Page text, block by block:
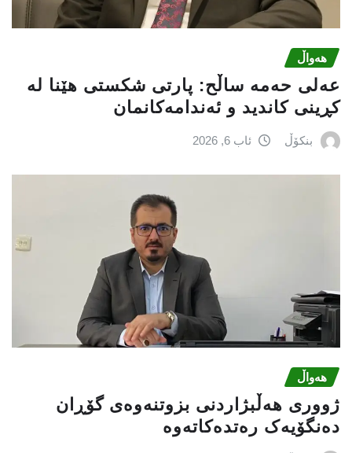
هەواڵ
عه‌لی‌ حه‌مه‌ ساڵح: پارتی‌ شكستی‌ هێنا له‌
كڕینی‌ كاندید و ئه‌ندامه‌كانمان
بنکۆڵ ئاب 6, 2026
هەواڵ
ژووری هەڵبژاردنی بزوتنەوەى گۆڕان
دەنگۆیەک رەتدەکاتەوە